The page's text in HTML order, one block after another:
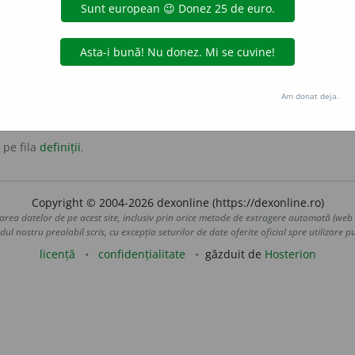
fila definiții.
Copyright © 2004-2026 dexonline (https://dexonline.ro)
datelor de pe acest site, inclusiv prin orice metode de extragere automată
nostru prealabil scris, cu excepția seturilor de date oferite oficial spre utilizare
licență confidențialitate găzduit de Hosterion
Am donat deja.